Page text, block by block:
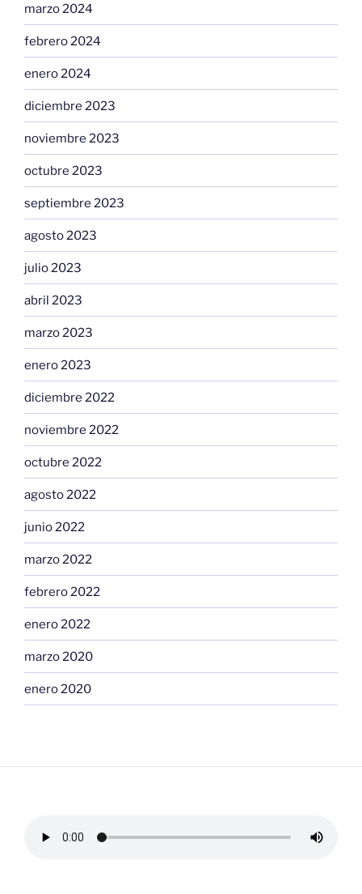
marzo 2024
febrero 2024
enero 2024
diciembre 2023
noviembre 2023
octubre 2023
septiembre 2023
agosto 2023
julio 2023
abril 2023
marzo 2023
enero 2023
diciembre 2022
noviembre 2022
octubre 2022
agosto 2022
junio 2022
marzo 2022
febrero 2022
enero 2022
marzo 2020
enero 2020